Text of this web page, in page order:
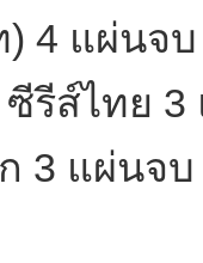
) 4 แผ่นจบ
รีส์ไทย 3
3 แผ่นจ